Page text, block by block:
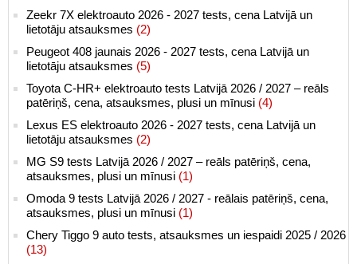
Zeekr 7X elektroauto 2026 - 2027 tests, cena Latvijā un
lietotāju atsauksmes (2)
Peugeot 408 jaunais 2026 - 2027 tests, cena Latvijā un
lietotāju atsauksmes (5)
Toyota C-HR+ elektroauto tests Latvijā 2026 / 2027 – reāls
patēriņš, cena, atsauksmes, plusi un mīnusi (4)
Lexus ES elektroauto 2026 - 2027 tests, cena Latvijā un
lietotāju atsauksmes (2)
MG S9 tests Latvijā 2026 / 2027 – reāls patēriņš, cena,
atsauksmes, plusi un mīnusi (1)
Omoda 9 tests Latvijā 2026 / 2027 - reālais patēriņš, cena,
atsauksmes, plusi un mīnusi (1)
Chery Tiggo 9 auto tests, atsauksmes un iespaidi 2025 / 2026
(13)